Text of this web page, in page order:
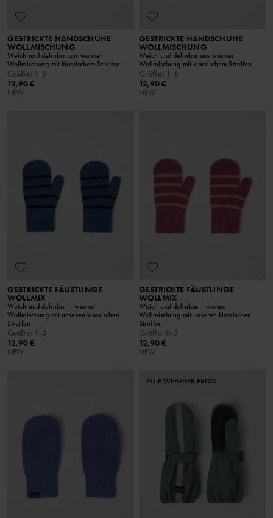
GESTRICKTE HANDSCHUHE
WOLLMISCHUNG
Weich und dehnbar aus warmer
Wollmischung mit klassischem Streifen
Größe: 1-6
12,90 €
NEW
GESTRICKTE HANDSCHUHE
WOLLMISCHUNG
Weich und dehnbar aus warmer
Wollmischung mit klassischem Streifen
Größe: 1-6
12,90 €
NEW
GESTRICKTE FÄUSTLINGE
WOLLMIX
Weich und dehnbar – warme
Wollmischung mit unseren klassischen
Streifen
Größe: 1-3
12,90 €
NEW
GESTRICKTE FÄUSTLINGE
WOLLMIX
Weich und dehnbar – warme
Wollmischung mit unseren klassischen
Streifen
Größe: 0-3
12,90 €
NEW
PO.P WEATHER PRO®